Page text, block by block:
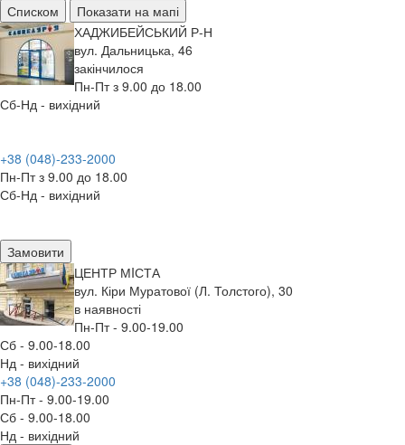
Списком
Показати на мапі
ХАДЖИБЕЙСЬКИЙ Р-Н
вул. Дальницька, 46
закінчилося
Пн-Пт з 9.00 до 18.00
Сб-Нд - вихідний
+38 (048)-233-2000
Пн-Пт з 9.00 до 18.00
Сб-Нд - вихідний
Замовити
ЦЕНТР МIСТА
вул. Кіри Муратової (Л. Толстого), 30
в наявності
Пн-Пт - 9.00-19.00
Сб - 9.00-18.00
Нд - вихідний
+38 (048)-233-2000
Пн-Пт - 9.00-19.00
Сб - 9.00-18.00
Нд - вихідний